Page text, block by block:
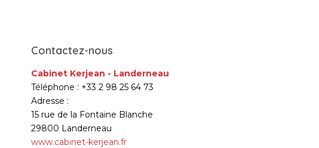
Contactez-nous
Cabinet Kerjean - Landerneau
Téléphone : +33 2 98 25 64 73
Adresse :
15 rue de la Fontaine Blanche
29800 Landerneau
www.cabinet-kerjean.fr